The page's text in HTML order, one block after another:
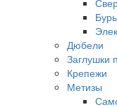
Дюбели
Заглушки
Крепежи
Метизы